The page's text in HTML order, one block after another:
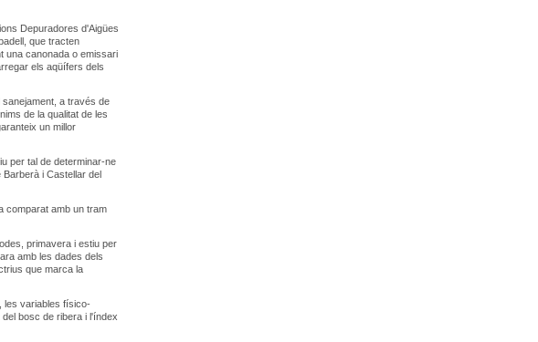
Depuradores d'Aigües
que tracten
una canonada o emissari
els aqüífers dels
a través de
de la qualitat de les
un millor
per tal de determinar-ne
i Castellar del
comparat amb un tram
primavera i estiu per
amb les dades dels
que marca la
les variables físico-
bosc de ribera i l'índex